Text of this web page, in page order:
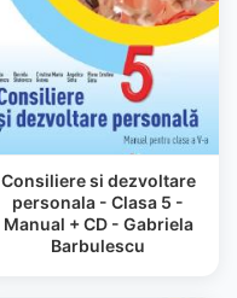
Consiliere si dezvoltare
personala - Clasa 5 -
Manual + CD - Gabriela
Barbulescu